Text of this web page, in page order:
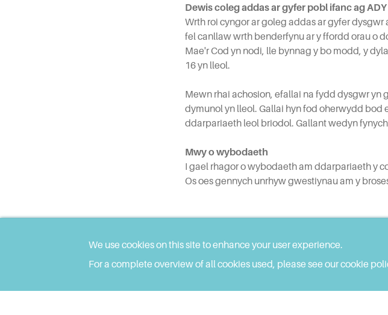
Dewis coleg addas ar gyfer pobl ifanc ag ADY
Wrth roi cyngor ar goleg addas ar gyfer dysgwr
fel canllaw wrth benderfynu ar y ffordd orau o
Mae'r Cod yn nodi, lle bynnag y bo modd, y
16 yn lleol.
Mewn rhai achosion, efallai na fydd dysgwr
dymunol yn lleol. Gallai hyn fod oherwydd bod
ddarpariaeth leol briodol. Gallant wedyn
Mwy o wybodaeth
I gael rhagor o wybodaeth am ddarpariaeth y
Os oes gennych unrhyw gwestiynau am y
• Cysylltu â nhw dros y ffôn
• Anfon e-bost
We use cookies on this site to enhance your user experience.
For a complete overview of all cookies used, please see our cookie